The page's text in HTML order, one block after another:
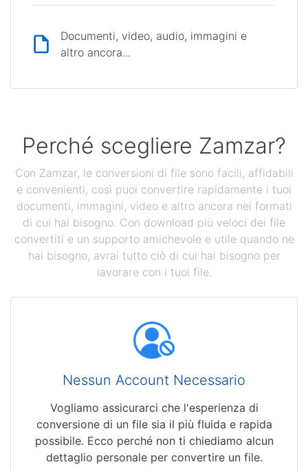
Documenti, video, audio, immagini e
altro ancora...
Perché scegliere Zamzar?
Con Zamzar, le conversioni di file sono facili, affidabili
e convenienti, così puoi convertire rapidamente i tuoi
documenti, immagini, video e altro ancora nei formati
di cui hai bisogno. Con download più veloci dei file
convertiti e un supporto amichevole e utile quando ne
hai bisogno, avrai tutto ciò di cui hai bisogno per
lavorare con i tuoi file.
Nessun Account Necessario
Vogliamo assicurarci che l'esperienza di
conversione di un file sia il più fluida e rapida
possibile. Ecco perché non ti chiediamo alcun
dettaglio personale per convertire un file.